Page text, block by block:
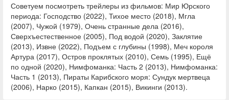
Советуем посмотреть трейлеры из фильмов: Мир Юрского
периода: Господство (2022), Тихое место (2018), Мгла
(2007), Чужой (1979), Очень странные дела (2016),
Сверхъестественное (2005), Под водой (2020), Заклятие
(2013), Извне (2022), Подъем с глубины (1998), Меч короля
Артура (2017), Остров проклятых (2010), Семь (1995), Ещё
по одной (2020), Нимфоманка: Часть 2 (2013), Нимфоманка:
Часть 1 (2013), Пираты Карибского моря: Сундук мертвеца
(2006), Нарко (2015), Капкан (2015), Викинги (2013).